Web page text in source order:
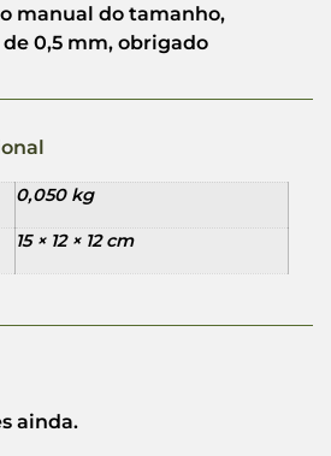
manual do tamanho,
0,5 mm, obrigado
0,050 kg
15 × 12 × 12 cm
ainda.